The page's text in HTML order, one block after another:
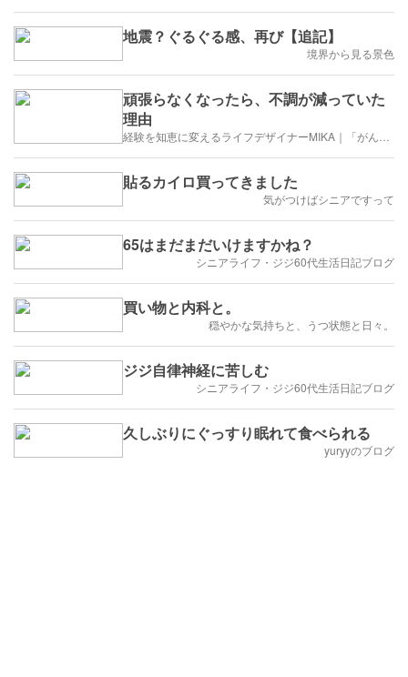
地震？ぐるぐる感、再び【追記】
境界から見る景色
頑張らなくなったら、不調が減っていた
理由
貼るカイロ買ってきました
気がつけばシニアですって
65はまだまだいけますかね？
シニアライフ・ジジ60代生活日記ブログ
買い物と内科と。
穏やかな気持ちと、うつ状態と日々。
ジジ自律神経に苦しむ
シニアライフ・ジジ60代生活日記ブログ
久しぶりにぐっすり眠れて食べられる
yuryyのブログ